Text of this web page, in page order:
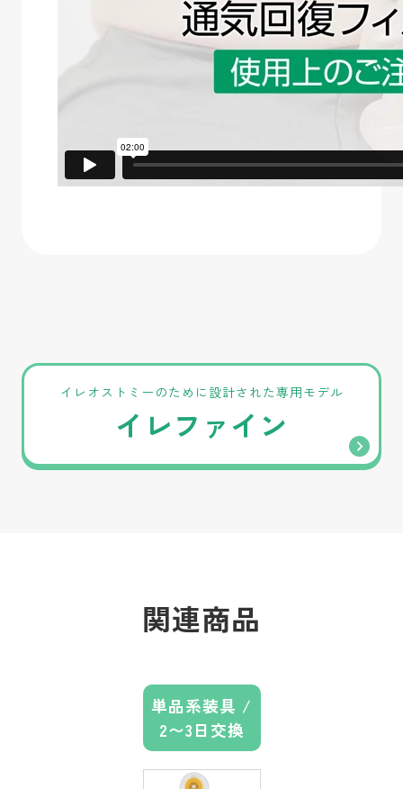
イレオストミーのために設計された専用モデル
イレファイン
関連商品
単品系装具 /
2〜3日交換